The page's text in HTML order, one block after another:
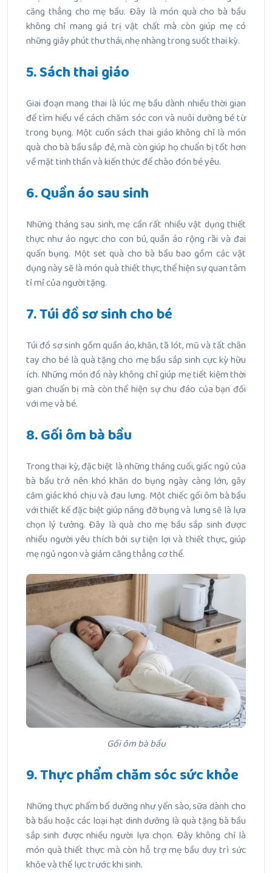
căng thẳng cho mẹ bầu. Đây là món quà cho bà bầu
không chỉ mang giá trị vật chất mà còn giúp mẹ có
những giây phút thư thái, nhẹ nhàng trong suốt thai kỳ.
5. Sách thai giáo
Giai đoạn mang thai là lúc mẹ bầu dành nhiều thời gian
để tìm hiểu về cách chăm sóc con và nuôi dưỡng bé từ
trong bụng. Một cuốn sách thai giáo không chỉ là món
quà cho bà bầu sắp đẻ, mà còn giúp họ chuẩn bị tốt hơn
về mặt tinh thần và kiến thức để chào đón bé yêu.
6. Quần áo sau sinh
Những tháng sau sinh, mẹ cần rất nhiều vật dụng thiết
thực như áo ngực cho con bú, quần áo rộng rãi và đai
quấn bụng. Một set quà cho bà bầu bao gồm các vật
dụng này sẽ là món quà thiết thực, thể hiện sự quan tâm
tỉ mỉ của người tặng.
7. Túi đồ sơ sinh cho bé
Túi đồ sơ sinh gồm quần áo, khăn, tã lót, mũ và tất chân
tay cho bé là quà tặng cho mẹ bầu sắp sinh cực kỳ hữu
ích. Những món đồ này không chỉ giúp mẹ tiết kiệm thời
gian chuẩn bị mà còn thể hiện sự chu đáo của bạn đối
với mẹ và bé.
8. Gối ôm bà bầu
Trong thai kỳ, đặc biệt là những tháng cuối, giấc ngủ của
bà bầu trở nên khó khăn do bụng ngày càng lớn, gây
cảm giác khó chịu và đau lưng. Một chiếc gối ôm bà bầu
với thiết kế đặc biệt giúp nâng đỡ bụng và lưng sẽ là lựa
chọn lý tưởng. Đây là quà cho mẹ bầu sắp sinh được
nhiều người yêu thích bởi sự tiện lợi và thiết thực, giúp
mẹ ngủ ngon và giảm căng thẳng cơ thể.
Gối ôm bà bầu
9. Thực phẩm chăm sóc sức khỏe
Những thực phẩm bổ dưỡng như yến sào, sữa dành cho
bà bầu hoặc các loại hạt dinh dưỡng là quà tặng bà bầu
sắp sinh được nhiều người lựa chọn. Đây không chỉ là
món quà thiết thực mà còn hỗ trợ mẹ bầu duy trì sức
khỏe và thể lực trước khi sinh.